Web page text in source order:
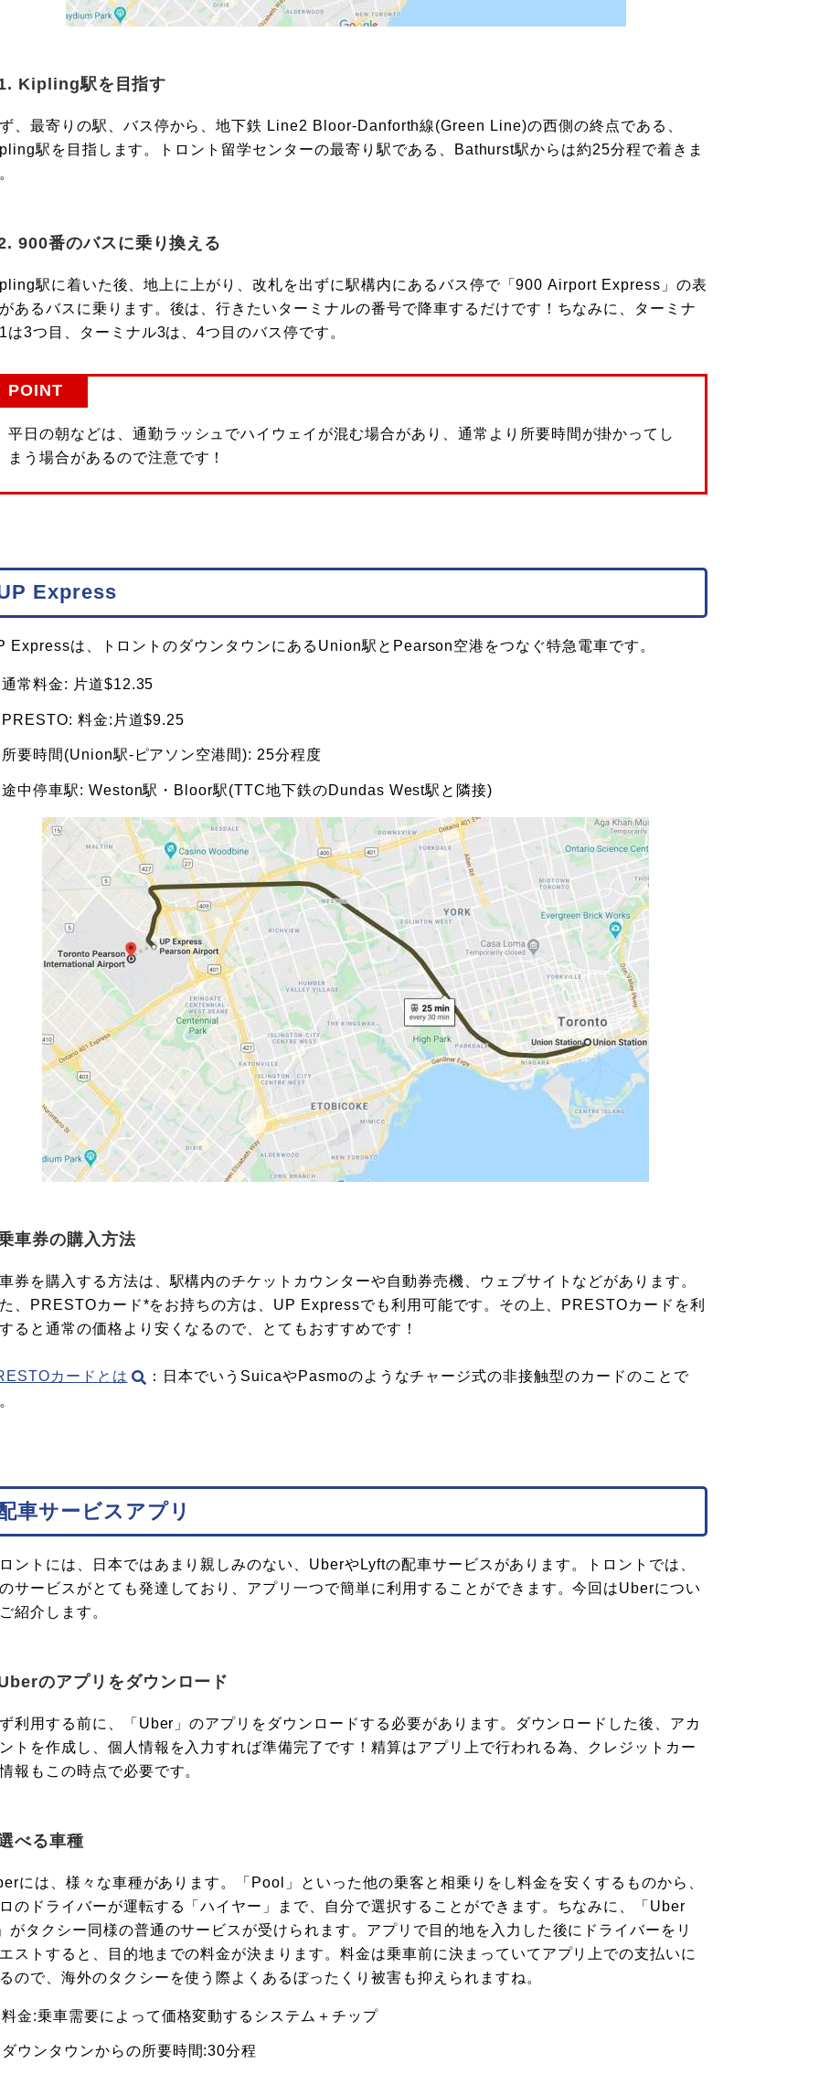
Kipling駅を目指す
、最寄りの駅、バス停から、地下鉄 Line2 Bloor-Danforth線(Green Line)の西側の終点である、
駅を目指します。トロント留学センターの最寄り駅である、Bathurst駅からは約25分程で着きま
900番のバスに乗り換える
駅に着いた後、地上に上がり、改札を出ずに駅構内にあるバス停で「900 Airport Express」の表
あるバスに乗ります。後は、行きたいターミナルの番号で降車するだけです！ちなみに、ターミナ
は3つ目、ターミナル3は、4つ目のバス停です。
POINT
平日の朝などは、通勤ラッシュでハイウェイが混む場合があり、通常より所要時間が掛かってし
まう場合があるので注意です！
Express
Expressは、トロントのダウンタウンにあるUnion駅とPearson空港をつなぐ特急電車です。
通常料金: 片道$12.35
PRESTO: 料金:片道$9.25
所要時間(Union駅-ピアソン空港間): 25分程度
途中停車駅: Weston駅・Bloor駅(TTC地下鉄のDundas West駅と隣接)
車券の購入方法
券を購入する方法は、駅構内のチケットカウンターや自動券売機、ウェブサイトなどがあります。
、PRESTOカード*をお持ちの方は、UP Expressでも利用可能です。その上、PRESTOカードを利
ると通常の価格より安くなるので、とてもおすすめです！
カードとは
：日本でいうSuicaやPasmoのようなチャージ式の非接触型のカードのことで
車サービスアプリ
ントには、日本ではあまり親しみのない、UberやLyftの配車サービスがあります。トロントでは、
サービスがとても発達しており、アプリ一つで簡単に利用することができます。今回はUberについ
紹介します。
のアプリをダウンロード
利用する前に、「Uber」のアプリをダウンロードする必要があります。ダウンロードした後、アカ
トを作成し、個人情報を入力すれば準備完了です！精算はアプリ上で行われる為、クレジットカー
報もこの時点で必要です。
べる車種
には、様々な車種があります。「Pool」といった他の乗客と相乗りをし料金を安くするものから、
のドライバーが運転する「ハイヤー」まで、自分で選択することができます。ちなみに、「Uber
がタクシー同様の普通のサービスが受けられます。アプリで目的地を入力した後にドライバーをリ
ストすると、目的地までの料金が決まります。料金は乗車前に決まっていてアプリ上での支払いに
ので、海外のタクシーを使う際よくあるぼったくり被害も抑えられますね。
料金:乗車需要によって価格変動するシステム＋チップ
ダウンタウンからの所要時間:30分程